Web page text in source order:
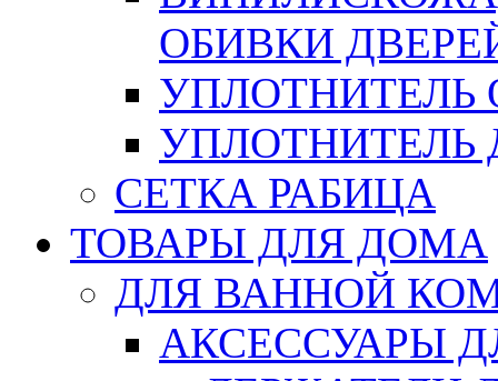
ОБИВКИ
УПЛОТНИТЕЛЬ
СЕТКА РАБИЦА
ТОВАРЫ ДЛЯ ДОМА
ДЛЯ ВАННОЙ
АКСЕССУАРЫ